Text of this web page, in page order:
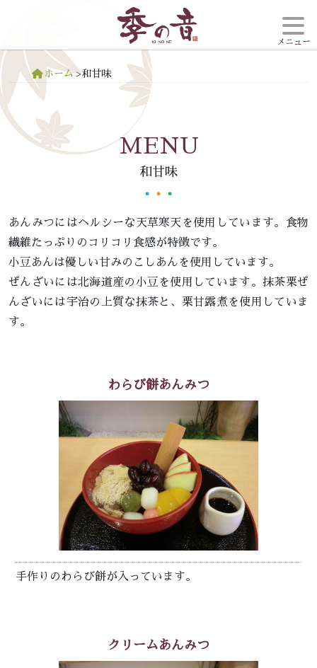
メニュー
ホーム>和甘味
MENU
和甘味
あんみつにはヘルシーな天草寒天を使用しています。食物
繊維たっぷりのコリコリ食感が特徴です。
小豆あんは優しい甘みのこしあんを使用しています。
ぜんざいには北海道産の小豆を使用しています。抹茶栗ぜ
んざいには宇治の上質な抹茶と、栗甘露煮を使用していま
す。
わらび餅あんみつ
手作りのわらび餅が入っています。
クリームあんみつ